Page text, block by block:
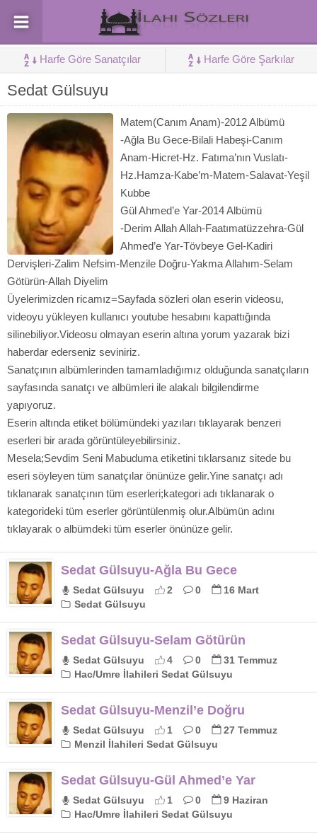
Harfe Göre Sanatçılar Harfe Göre Şarkılar
Sedat Gülsuyu
Matem(Canım Anam)-2012 Albümü
-Ağla Bu Gece-Bilali Habeşi-Canım
Anam-Hicret-Hz. Fatıma’nın Vuslatı-
Hz.Hamza-Kabe’m-Matem-Salavat-Yeşil
Kubbe
Gül Ahmed’e Yar-2014 Albümü
-Derim Allah Allah-Faatımatüzzehra-Gül
Ahmed’e Yar-Tövbeye Gel-Kadiri
Dervişleri-Zalim Nefsim-Menzile Doğru-Yakma Allahım-Selam
Götürün-Allah Diyelim
Üyelerimizden ricamız=Sayfada sözleri olan eserin videosu,
videoyu yükleyen kullanıcı youtube hesabını kapattığında
silinebiliyor.Videosu olmayan eserin altına yorum yazarak bizi
haberdar ederseniz seviniriz.
Sanatçının albümlerinden tamamladığımız olduğunda sanatçıların
sayfasında sanatçı ve albümleri ile alakalı bilgilendirme
yapıyoruz.
Eserin altında etiket bölümündeki yazıları tıklayarak benzeri
eserleri bir arada görüntüleyebilirsiniz.
Mesela;Sevdim Seni Mabuduma etiketini tıklarsanız sitede bu
eseri söyleyen tüm sanatçılar önünüze gelir.Yine sanatçı adı
tıklanarak sanatçının tüm eserleri;kategori adı tıklanarak o
kategorideki tüm eserler görüntülenmiş olur.Albümün adını
tıklayarak o albümdeki tüm eserler önünüze gelir.
Sedat Gülsuyu-Ağla Bu Gece
Sedat Gülsuyu 2 0
16 Mart
Sedat Gülsuyu
Sedat Gülsuyu-Selam Götürün
Sedat Gülsuyu 4 0
31 Temmuz
Hac/Umre İlahileri Sedat Gülsuyu
Sedat Gülsuyu-Menzil’e Doğru
Sedat Gülsuyu 1 0
27 Temmuz
Menzil İlahileri Sedat Gülsuyu
Sedat Gülsuyu-Gül Ahmed’e Yar
Sedat Gülsuyu 1 0
9 Haziran
Hac/Umre İlahileri Sedat Gülsuyu